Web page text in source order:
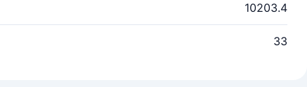
10203.4
33